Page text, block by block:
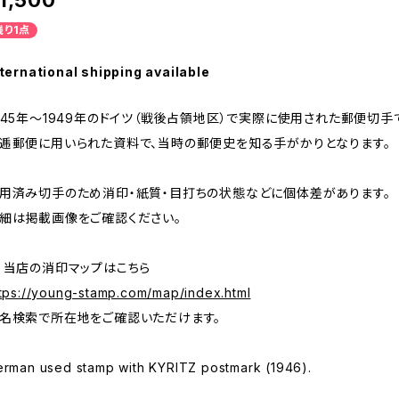
り1点
shipping available
年～1949年のドイツ（戦後占領地区）で実際に使用された郵便切手
郵便に用いられた資料で、当時の郵便史を知る手がかりとなります。
済み切手のため消印・紙質・目打ちの状態などに個体差があります。
は掲載画像をご確認ください。
店の消印マップはこちら
young-stamp.com/map/index.html
検索で所在地をご確認いただけます。
used stamp with KYRITZ postmark (1946).